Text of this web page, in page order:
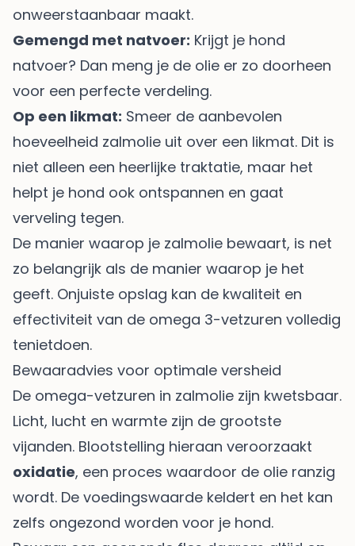
onweerstaanbaar maakt.
Gemengd met natvoer: Krijgt je hond
natvoer? Dan meng je de olie er zo doorheen
voor een perfecte verdeling.
Op een likmat: Smeer de aanbevolen
hoeveelheid zalmolie uit over een likmat. Dit is
niet alleen een heerlijke traktatie, maar het
helpt je hond ook ontspannen en gaat
verveling tegen.
De manier waarop je zalmolie bewaart, is net
zo belangrijk als de manier waarop je het
geeft. Onjuiste opslag kan de kwaliteit en
effectiviteit van de omega 3-vetzuren volledig
tenietdoen.
Bewaaradvies voor optimale versheid
De omega-vetzuren in zalmolie zijn kwetsbaar.
Licht, lucht en warmte zijn de grootste
vijanden. Blootstelling hieraan veroorzaakt
oxidatie, een proces waardoor de olie ranzig
wordt. De voedingswaarde keldert en het kan
zelfs ongezond worden voor je hond.